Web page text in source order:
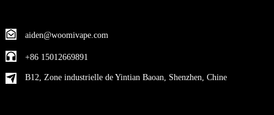
aiden@woomivape.com
+86 15012669891
B12, Zone industrielle de Yintian Baoan, Shenzhen, Chine